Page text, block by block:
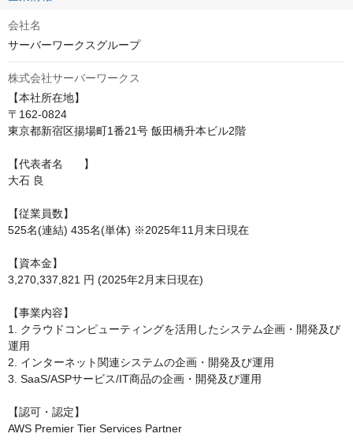
会社名
サーバーワークスグループ
株式会社サーバーワークス
【本社所在地】
〒162-0824
東京都新宿区揚場町1番21号 飯田橋升本ビル2階
【代表者名	】
大石 良
【従業員数】
525名(連結) 435名(単体) ※2025年11月末日現在
【資本金】
3,270,337,821 円 (2025年2月末日現在)
【事業内容】
1. クラウドコンピューティングを活用したシステム企画・開発及び
運用
2. インターネット関連システムの企画・開発及び運用
3. SaaS/ASPサービス/IT商品の企画・開発及び運用
【認可・認定】
AWS Premier Tier Services Partner